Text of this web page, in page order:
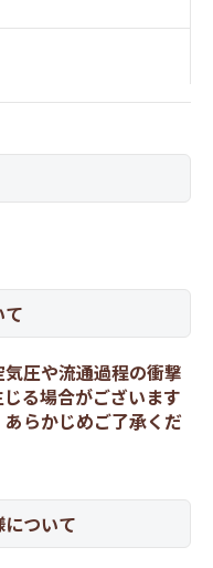
圧や流通過程の衝撃
る場合がございます
らかじめご了承くだ
ついて